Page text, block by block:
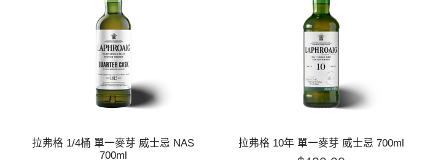
拉弗格 1/4桶 單一麥芽 威士忌 NAS
700ml
拉弗格 10年 單一麥芽 威士忌 700ml